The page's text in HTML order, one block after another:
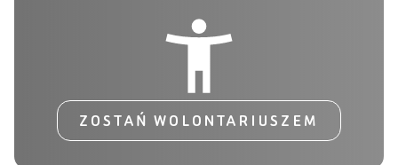
ZOSTAŃ WOLONTARIUSZEM